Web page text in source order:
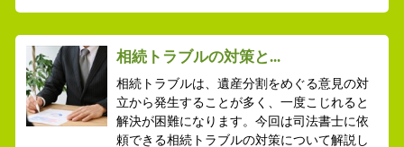
相続トラブルの対策と...
相続トラブルは、遺産分割をめぐる意見の対
立から発生することが多く、一度こじれると
解決が困難になります。今回は司法書士に依
頼できる相続トラブルの対策について解説し